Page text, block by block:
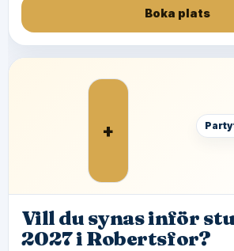
Boka plats
+
Vill du synas inför
2027 i Robertsfor?